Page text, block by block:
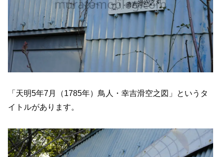
「天明5年7月（1785年）鳥人・幸吉滑空之図」というタ
イトルがあります。